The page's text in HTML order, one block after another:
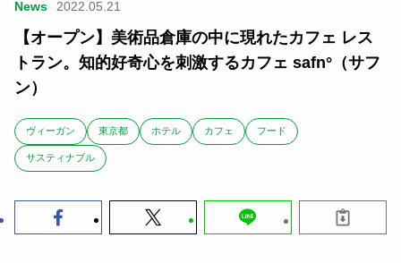
News 2022.05.21
【オープン】美術品倉庫の中に現れたカフェ レス
トラン。知的好奇心を刺激するカフェ safn°（サフ
ン）
ヴィーガン 東京都 ホテル カフェ フード
サスティナブル